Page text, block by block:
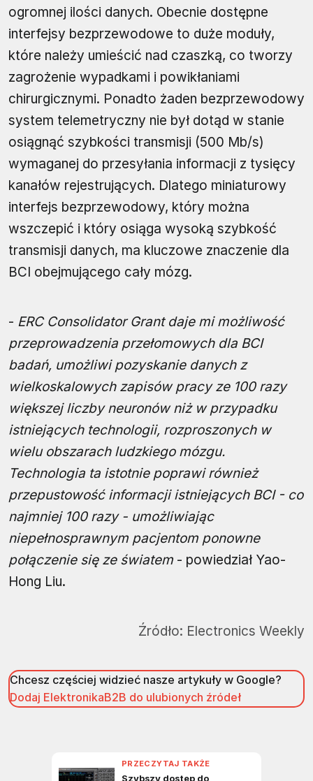
ogromnej ilości danych. Obecnie dostępne
interfejsy bezprzewodowe to duże moduły,
które należy umieścić nad czaszką, co tworzy
zagrożenie wypadkami i powikłaniami
chirurgicznymi. Ponadto żaden bezprzewodowy
system telemetryczny nie był dotąd w stanie
osiągnąć szybkości transmisji (500 Mb/s)
wymaganej do przesyłania informacji z tysięcy
kanałów rejestrujących. Dlatego miniaturowy
interfejs bezprzewodowy, który można
wszczepić i który osiąga wysoką szybkość
transmisji danych, ma kluczowe znaczenie dla
BCI obejmującego cały mózg.
- ERC Consolidator Grant daje mi możliwość
przeprowadzenia przełomowych dla BCI
badań, umożliwi pozyskanie danych z
wielkoskalowych zapisów pracy ze 100 razy
większej liczby neuronów niż w przypadku
istniejących technologii, rozproszonych w
wielu obszarach ludzkiego mózgu.
Technologia ta istotnie poprawi również
przepustowość informacji istniejących BCI - co
najmniej 100 razy - umożliwiając
niepełnosprawnym pacjentom ponowne
połączenie się ze światem - powiedział Yao-
Hong Liu.
Źródło: Electronics Weekly
Chcesz częściej widzieć nasze artykuły w Google?
Dodaj ElektronikaB2B do ulubionych źródeł